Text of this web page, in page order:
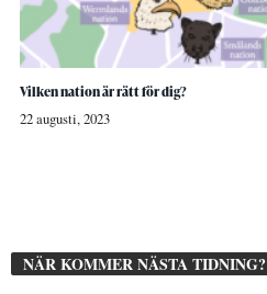
Vilken nation är rätt för dig?
22 augusti, 2023
NÄR KOMMER NÄSTA TIDNING?